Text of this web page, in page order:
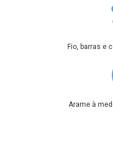
Fio, barras e
Arame à